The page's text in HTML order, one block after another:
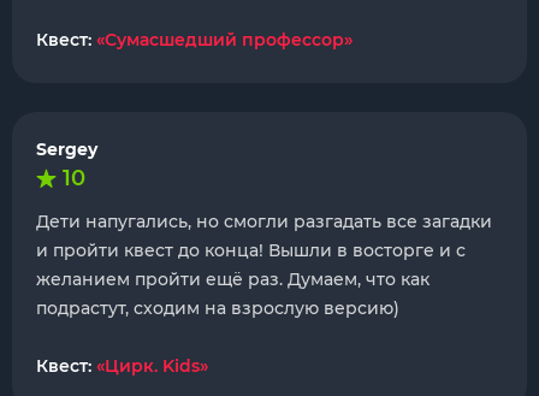
Квест: «Сумасшедший профессор»
Sergey
10
Дети напугались, но смогли разгадать все загадки
и пройти квест до конца! Вышли в восторге и с
желанием пройти ещё раз. Думаем, что как
подрастут, сходим на взрослую версию)
Квест: «Цирк. Kids»